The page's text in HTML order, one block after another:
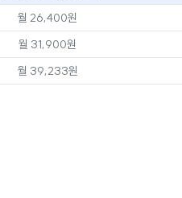
월 26,400원
월 31,900원
월 39,233원